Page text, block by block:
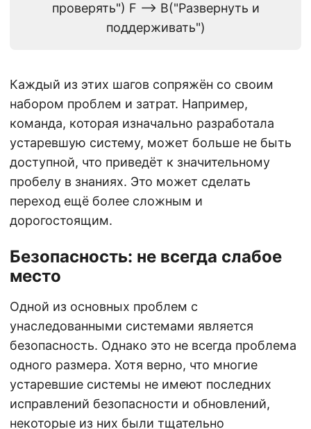
проверять") F --> B("Развернуть и
поддерживать")
Каждый из этих шагов сопряжён со своим
набором проблем и затрат. Например,
команда, которая изначально разработала
устаревшую систему, может больше не быть
доступной, что приведёт к значительному
пробелу в знаниях. Это может сделать
переход ещё более сложным и
дорогостоящим.
Безопасность: не всегда слабое
место
Одной из основных проблем с
унаследованными системами является
безопасность. Однако это не всегда проблема
одного размера. Хотя верно, что многие
устаревшие системы не имеют последних
исправлений безопасности и обновлений,
некоторые из них были тщательно